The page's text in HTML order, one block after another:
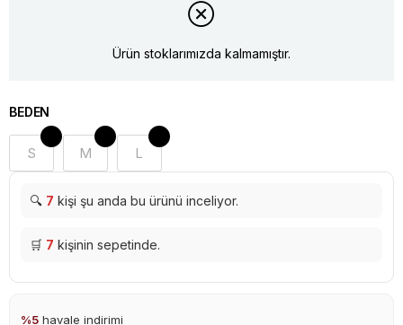
Ürün stoklarımızda kalmamıştır.
BEDEN
S M L
🔍 7 kişi şu anda bu ürünü inceliyor.
🛒 7 kişinin sepetinde.
%5 havale indirimi